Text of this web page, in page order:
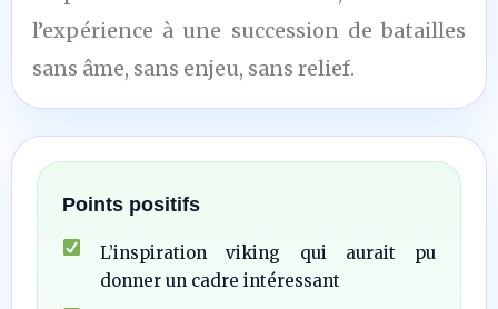
l’expérience à une succession de batailles
sans âme, sans enjeu, sans relief.
Points positifs
L’inspiration viking qui aurait pu
donner un cadre intéressant